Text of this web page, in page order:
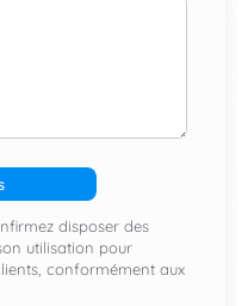
disposer des
utilisation pour
conformément aux